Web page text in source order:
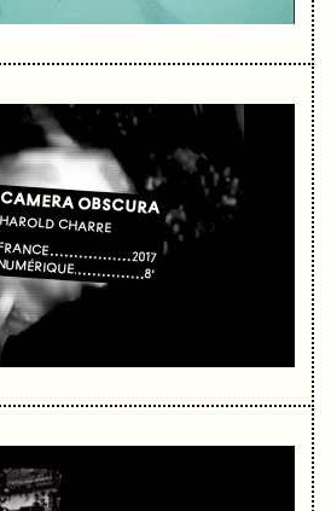
CAMERA OBSCURA
HAROLD CHARRE
2017
8'